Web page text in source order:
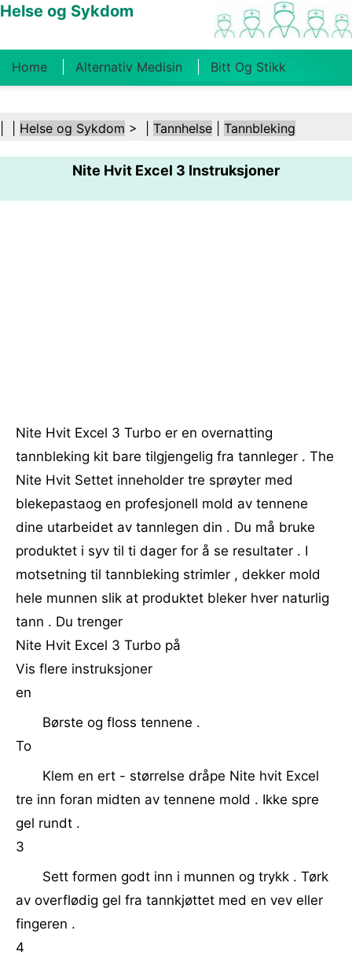
Helse og Sykdom
Home Alternativ Medisin Bitt Og Stikk
Kosthold Og Ernæring Familiehelse
Helsebransjen Psykisk Helse Folkehelse Og
Sikkerhet Kirurgi Og Prosedyrer Helse
Helse og Sykdom > | Tannhelse Tannbleking
Nite Hvit Excel 3 Instruksjoner
Nite Hvit Excel 3 Turbo er en overnatting
tannbleking kit bare tilgjengelig fra tannleger . The
Nite Hvit Settet inneholder tre sprøyter med
blekepastaog en profesjonell mold av tennene
dine utarbeidet av tannlegen din . Du må bruke
produktet i syv til ti dager for å se resultater . I
motsetning til tannbleking strimler , dekker mold
hele munnen slik at produktet bleker hver naturlig
tann . Du trenger
Nite Hvit Excel 3 Turbo på
Vis flere instruksjoner
en
Børste og floss tennene .
To
Klem en ert - størrelse dråpe Nite hvit Excel
tre inn foran midten av tennene mold . Ikke spre
gel rundt .
3
Sett formen godt inn i munnen og trykk . Tørk
av overflødig gel fra tannkjøttet med en vev eller
fingeren .
4